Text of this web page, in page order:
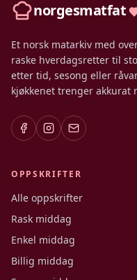
norgesmatfat
Et norsk matarkiv med
raske hverdagsretter til
etter tid, sesong eller
kjøkkenet trenger akkurat
OPPSKRIFTER
Alle oppskrifter
Rask middag
Enkel middag
Billig middag